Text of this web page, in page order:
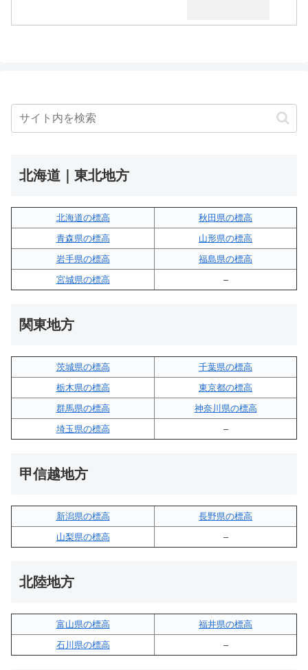
北海道｜東北地方
北海道の標高
秋田県の標高
青森県の標高
山形県の標高
岩手県の標高
福島県の標高
宮城県の標高
–
関東地方
茨城県の標高
千葉県の標高
栃木県の標高
東京都の標高
群馬県の標高
神奈川県の標高
埼玉県の標高
–
甲信越地方
新潟県の標高
長野県の標高
山梨県の標高
–
北陸地方
富山県の標高
福井県の標高
石川県の標高
–